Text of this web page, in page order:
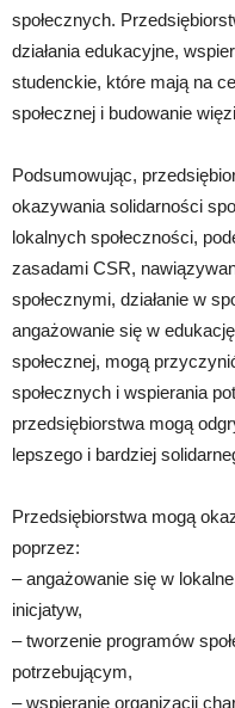
społecznych.
działania edukacyjne,
studenckie, które mają na
społecznej i budowanie
Podsumowując,
okazywania solidarności
lokalnych społeczności,
zasadami CSR,
społecznymi, działanie w
angażowanie się w
społecznej, mogą
społecznych i wspierania
przedsiębiorstwa mogą
lepszego i bardziej
Przedsiębiorstwa mogą
poprzez:
– angażowanie się w
inicjatyw,
– tworzenie programów
potrzebującym,
– wspieranie organizacji